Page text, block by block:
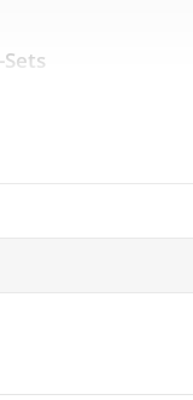
Grau &
für